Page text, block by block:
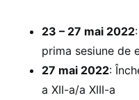
23 – 27 mai 2022
prima sesiune de
27 mai 2022:
a XII-a/a XIII-a